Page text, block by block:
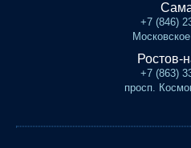
+7 (846)
Ростов-
+7 (863)
просп.